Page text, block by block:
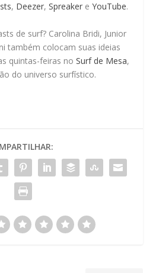
, Deezer,Spreaker eYouTube.
de surf? Carolina Bridi, Junior
também colocam suas ideias
quintas-feiras noSurf de Mesa,
do universo surfístico.